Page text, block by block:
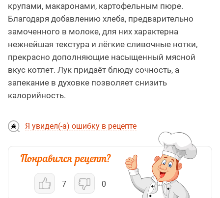
крупами, макаронами, картофельным пюре.
Благодаря добавлению хлеба, предварительно
замоченного в молоке, для них характерна
нежнейшая текстура и лёгкие сливочные нотки,
прекрасно дополняющие насыщенный мясной
вкус котлет. Лук придаёт блюду сочность, а
запекание в духовке позволяет снизить
калорийность.
Я увидел(-а) ошибку в рецепте
7 0